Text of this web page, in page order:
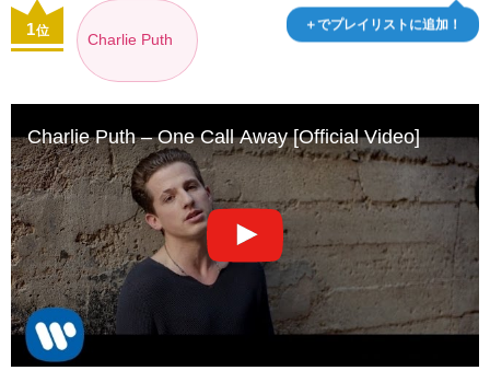
＋でプレイリストに追加！
Charlie Puth
1位
Charlie Puth – One Call Away [Official Video]